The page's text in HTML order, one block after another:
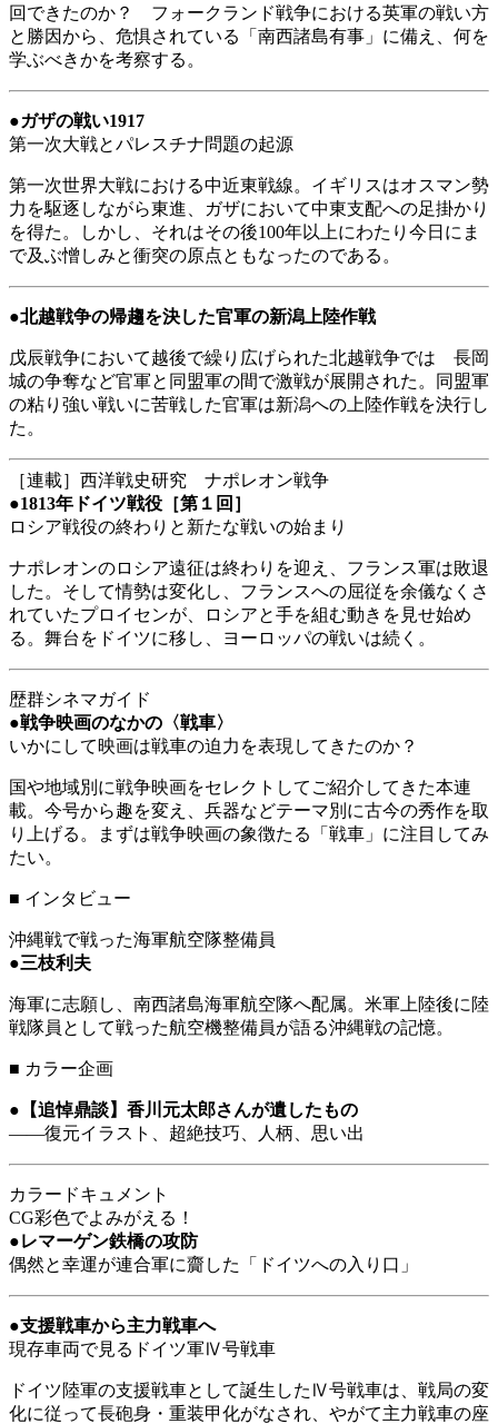
回できたのか？ フォークランド戦争における英軍の戦い方
と勝因から、危惧されている「南西諸島有事」に備え、何を
学ぶべきかを考察する。
●ガザの戦い1917
第一次大戦とパレスチナ問題の起源
第一次世界大戦における中近東戦線。イギリスはオスマン勢
力を駆逐しながら東進、ガザにおいて中東支配への足掛かり
を得た。しかし、それはその後100年以上にわたり今日にま
で及ぶ憎しみと衝突の原点ともなったのである。
●北越戦争の帰趨を決した官軍の新潟上陸作戦
戊辰戦争において越後で繰り広げられた北越戦争では 長岡
城の争奪など官軍と同盟軍の間で激戦が展開された。同盟軍
の粘り強い戦いに苦戦した官軍は新潟への上陸作戦を決行し
た。
［連載］西洋戦史研究 ナポレオン戦争
●1813年ドイツ戦役［第１回］
ロシア戦役の終わりと新たな戦いの始まり
ナポレオンのロシア遠征は終わりを迎え、フランス軍は敗退
した。そして情勢は変化し、フランスへの屈従を余儀なくさ
れていたプロイセンが、ロシアと手を組む動きを見せ始め
る。舞台をドイツに移し、ヨーロッパの戦いは続く。
歴群シネマガイド
●戦争映画のなかの〈戦車〉
いかにして映画は戦車の迫力を表現してきたのか？
国や地域別に戦争映画をセレクトしてご紹介してきた本連
載。今号から趣を変え、兵器などテーマ別に古今の秀作を取
り上げる。まずは戦争映画の象徴たる「戦車」に注目してみ
たい。
■ インタビュー
沖縄戦で戦った海軍航空隊整備員
●三枝利夫
海軍に志願し、南西諸島海軍航空隊へ配属。米軍上陸後に陸
戦隊員として戦った航空機整備員が語る沖縄戦の記憶。
■ カラー企画
● 【追悼鼎談】香川元太郎さんが遺したもの
――復元イラスト、超絶技巧、人柄、思い出
カラードキュメント
CG彩色でよみがえる！
●レマーゲン鉄橋の攻防
偶然と幸運が連合軍に齎した「ドイツへの入り口」
●支援戦車から主力戦車へ
現存車両で見るドイツ軍Ⅳ号戦車
ドイツ陸軍の支援戦車として誕生したⅣ号戦車は、戦局の変
化に従って長砲身・重装甲化がなされ、やがて主力戦車の座